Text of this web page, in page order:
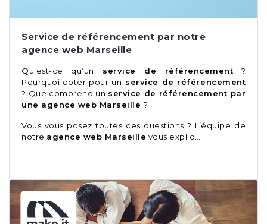
Service de référencement par notre
agence web Marseille
Qu’est-ce qu’un service de référencement ?
Pourquoi opter pour un service de référencement
? Que comprend un service de référencement par
une agence web Marseille ?
Vous vous posez toutes ces questions ? L’équipe de
notre agence web Marseille vous expliq…